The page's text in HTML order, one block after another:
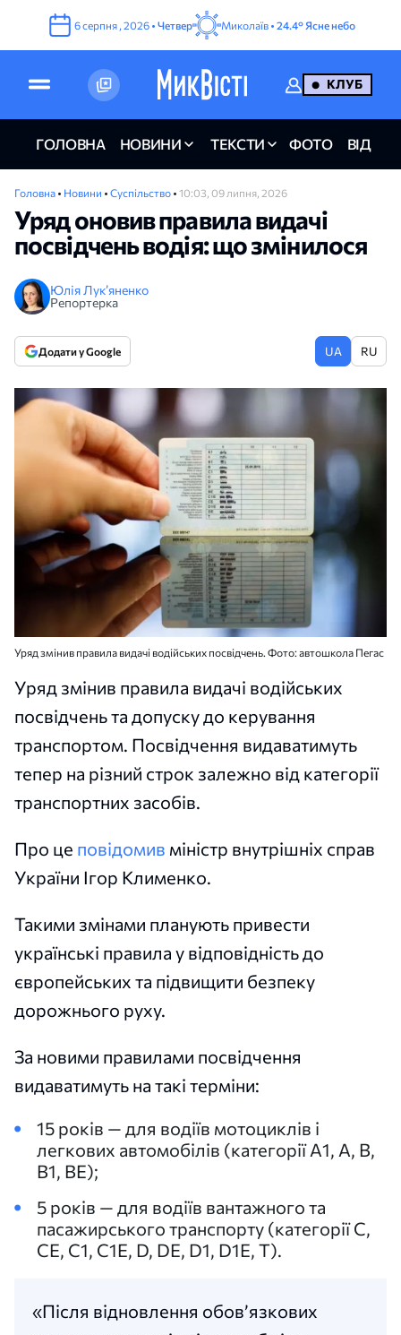
6серпня , 2026 • Четвер Миколаїв • 24.4° Ясне небо
КЛУБ
ГОЛОВНА НОВИНИ ТЕКСТИ ФОТО ВІДЕО
Головна • Новини • Суспільство • 10:03, 09 липня, 2026
Уряд оновив правила видачі
посвідчень водія: що змінилося
Юлія Лук’яненко
Репортерка
Додати у Google UA RU
Уряд змінив правила видачі водійських посвідчень. Фото: автошкола Пегас
Уряд змінив правила видачі водійських
посвідчень та допуску до керування
транспортом. Посвідчення видаватимуть
тепер на різний строк залежно від категорії
транспортних засобів.
Про це повідомив міністр внутрішніх справ
України Ігор Клименко.
Такими змінами планують привести
українські правила у відповідність до
європейських та підвищити безпеку
дорожнього руху.
За новими правилами посвідчення
видаватимуть на такі терміни:
15 років — для водіїв мотоциклів і
легкових автомобілів (категорії А1, А, В,
В1, ВЕ);
5 років — для водіїв вантажного та
пасажирського транспорту (категорії С,
СЕ, С1, С1Е, D, DE, D1, D1Е, Т).
«Після відновлення обов’язкових